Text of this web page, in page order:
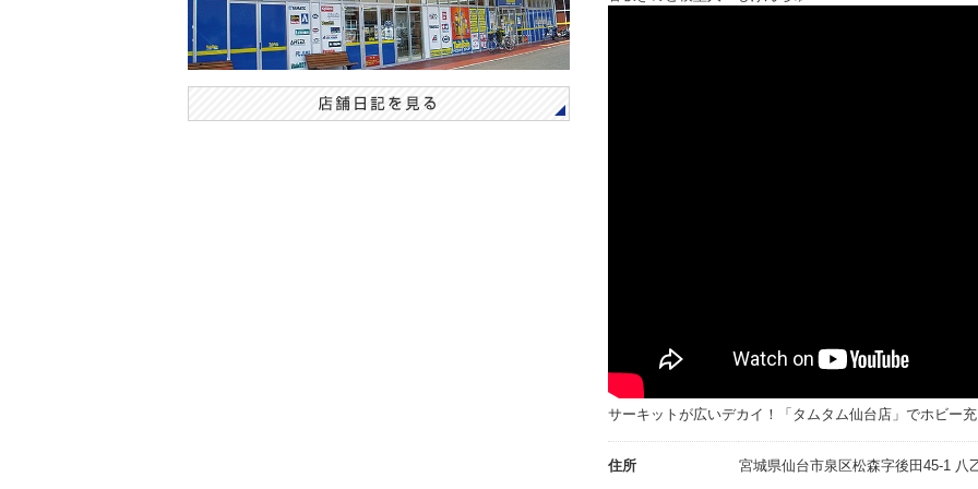
サーキットが広いデカイ！「タムタム仙台店」でホビー
住所 宮城県仙台市泉区松森字後田45-1 八